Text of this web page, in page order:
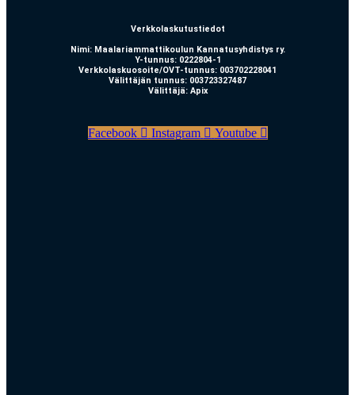
Verkkolaskutustiedot
Nimi: Maalariammattikoulun Kannatusyhdistys ry.
Y-tunnus: 0222804-1
Verkkolaskuosoite/OVT-tunnus: 003702228041
Välittäjän tunnus: 003723327487
Välittäjä: Apix
Facebook Instagram Youtube